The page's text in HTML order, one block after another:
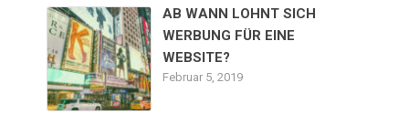
AB WANN LOHNT SICH
WERBUNG FÜR EINE
WEBSITE?
Februar 5, 2019